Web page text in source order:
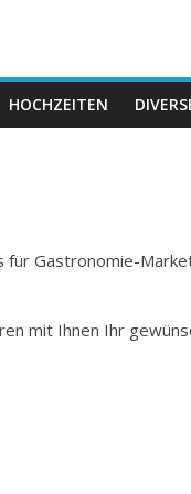
HOCHZEITEN
für Gastronomie-
mit Ihnen Ihr